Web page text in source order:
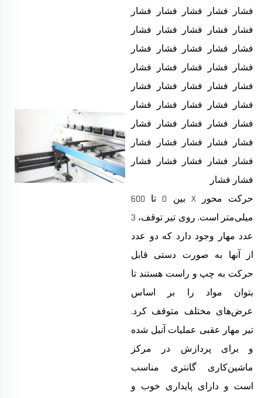
فشار فشار فشار فشار فشار
فشار فشار فشار فشار فشار
فشار فشار فشار فشار فشار
فشار فشار فشار فشار فشار
فشار فشار فشار فشار فشار
فشار فشار فشار فشار فشار
فشار فشار فشار فشار فشار
فشار فشار فشار فشار فشار
فشار فشار فشار فشار فشار
فشار فشار
حرکت محور X بین 0 تا 600
میلی‌متر است. روی تیر توقف، 3
عدد مهار وجود دارد که دو عدد
از آنها به صورت دستی قابل
حرکت به چپ و راست هستند تا
بتوان مواد را بر اساس
عرض‌های مختلف متوقف کرد.
تیر مهار عقبی عملیات آنیل شده
و برای پردازش در مرکز
ماشین‌کاری گانتری مناسب
است و دارای پایداری خوب و